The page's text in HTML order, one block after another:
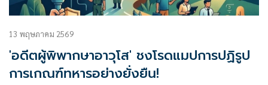
13 พฤษภาคม 2569
'อดีตผู้พิพากษาอาวุโส' ชงโรดแมปการปฏิรูป
การเกณฑ์ทหารอย่างยั่งยืน!